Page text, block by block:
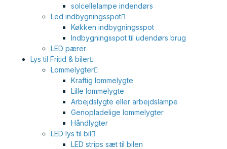
solcellelampe indendørs
Led indbygningsspot
Køkken indbygningsspot
Indbygningsspot til udendørs brug
LED pærer
Lys til Fritid & biler
Lommelygter
Kraftig lommelygte
Lille lommelygte
Arbejdslygte eller arbejdslampe
Genopladelige lommelygter
Håndlygter
LED lys til bil
LED strips sæt til bilen